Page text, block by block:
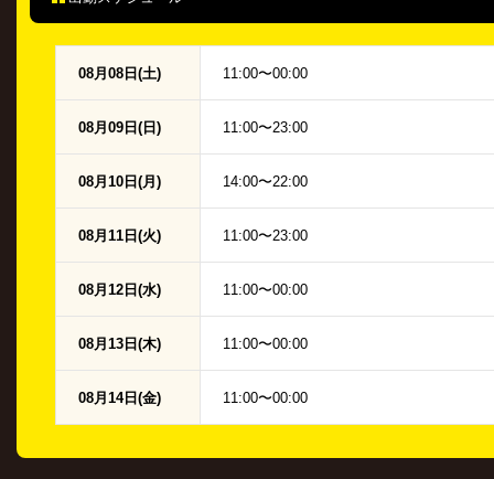
08月08日(土) 11:00〜00:00
08月09日(日) 11:00〜23:00
08月10日(月) 14:00〜22:00
08月11日(火) 11:00〜23:00
08月12日(水) 11:00〜00:00
08月13日(木) 11:00〜00:00
08月14日(金) 11:00〜00:00